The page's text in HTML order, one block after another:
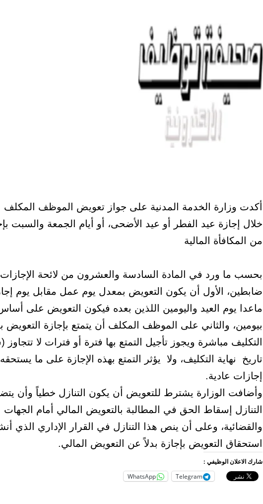
أكدت وزارة الخدمة المدنية على جواز تعويض الموظف المكلف
خلال إجازة عيد الفطر أو عيد الأضحى، أو أيام الجمعة والسبت
من المكافأة المالية
بحسب ما ورد في المادة السادسة والعشرون من لائحة
ضابطين، الأول أن يكون التعويض بمعدل يوم عمل مقابل يوم
ماعدا يوم العيد واليومين اللذين بعده فيكون التعويض على
بيومين، والثاني على الموظف المكلف أن يتمتع بإجازة التعويض
التكليف مباشرة ويجوز تأجيل التمتع بها فترة أو فترات لا
تاريخ نهاية التكليف، ولا يؤثر التمتع بهذه الإجازة على ما
إجازات عادية.
وأضافت الوزارة يشترط للتعويض أن يكون التنازل خطياً وأن
التنازل إسقاط الحق في المطالبة بالتعويض المالي أمام الجهات
والقضائية، وعلى أن ينص هذا التنازل في القرار الإداري الذي
استحقاق التعويض بإجازة بدلاً عن التعويض المالي.
شارك الاعلان الوظيفي :
Telegram
WhatsApp